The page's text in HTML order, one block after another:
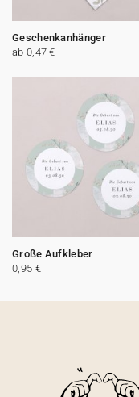
Geschenkanhänger
ab 0,47 €
Große Aufkleber
0,95 €